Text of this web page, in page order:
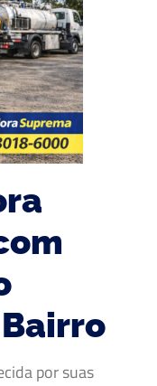
por suas